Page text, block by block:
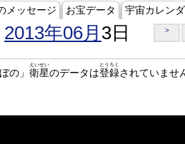
メッセージ お宝データ 宇宙カレン
2013年06月 3日 >
の」 衛星
えいせい
のデータは登録
とうろく
されていませ